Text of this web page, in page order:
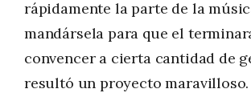
rápidamente la parte de la
mandársela para que el
convencer a cierta cantidad de
resultó un proyecto maravilloso.